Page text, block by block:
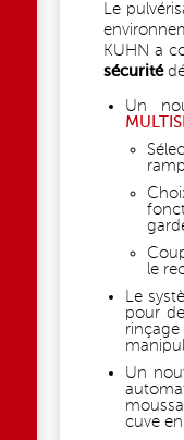
Le
KUHN a
sécurité
Un
le
Le
pour
Un
cuve